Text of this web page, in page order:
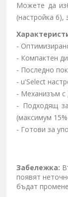
Можете да
(настройка 6),
-
- Компактен
- Последно
-u'Select
- Механизъм с
- Подходящ
(максимум
- Готови за
Забележка:
появят
бъдат